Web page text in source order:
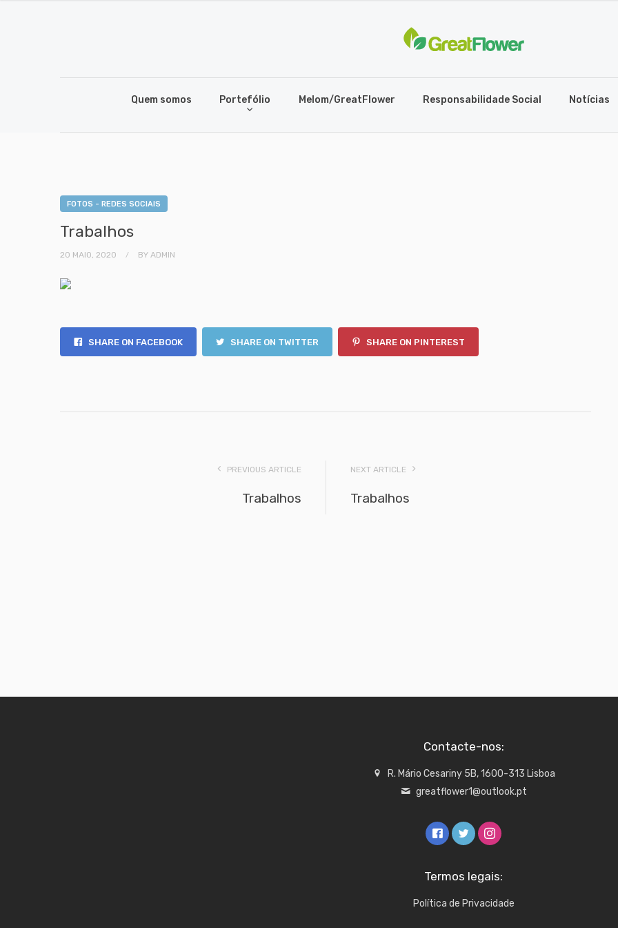
Quem somos Portefólio Melom/GreatFlower Responsabilidade Social Notícias
FOTOS - REDES SOCIAIS
Trabalhos
20 MAIO, 2020 BY ADMIN
SHARE ON FACEBOOK SHARE ON TWITTER SHARE ON PINTEREST
PREVIOUS ARTICLE
Trabalhos
NEXT ARTICLE
Trabalhos
Contacte-nos:
R. Mário Cesariny 5B, 1600-313 Lisboa
greatflower1@outlook.pt
Termos legais:
Política de Privacidade